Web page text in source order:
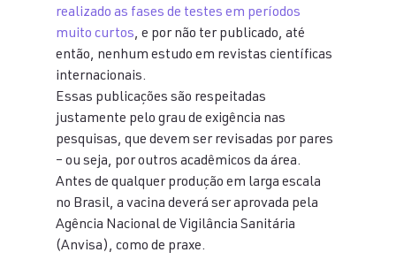
realizado as fases de testes em períodos
muito curtos, e por não ter publicado, até
então, nenhum estudo em revistas científicas
internacionais.
Essas publicações são respeitadas
justamente pelo grau de exigência nas
pesquisas, que devem ser revisadas por pares
– ou seja, por outros acadêmicos da área.
Antes de qualquer produção em larga escala
no Brasil, a vacina deverá ser aprovada pela
Agência Nacional de Vigilância Sanitária
(Anvisa), como de praxe.